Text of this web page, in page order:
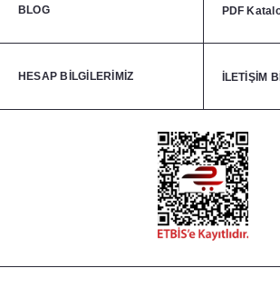
BLOG PDF
HESAP BİLGİLERİMİZ İLETİŞİM